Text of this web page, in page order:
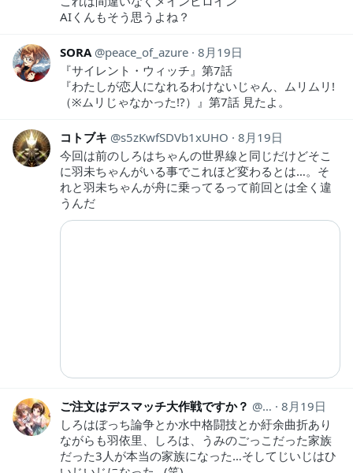
AIくんもそう思うよね？
SORA peace_of_azure 8月19日
『サイレント・ウィッチ』第7話
『わたしが恋人になれるわけないじゃん、ムリムリ!
（※ムリじゃなかった!?）』第7話 見たよ。
コトブキ s5zKwfSDVb1xUHO
8月19日
今回は前のしろはちゃんの世界線と同じだけどそこ
に羽未ちゃんがいる事でこれほど変わるとは…。そ
れと羽未ちゃんが舟に乗ってるって前回とは全く違
うんだ
ご注文はデスマッチ大作戦ですか？ gcus_daisakusen
8月19日
しろはぼっち論争とか水中格闘技とか紆余曲折あり
ながらも羽依里、しろは、うみのごっこだった家族
だった3人が本当の家族になった…そしてじいじはひ